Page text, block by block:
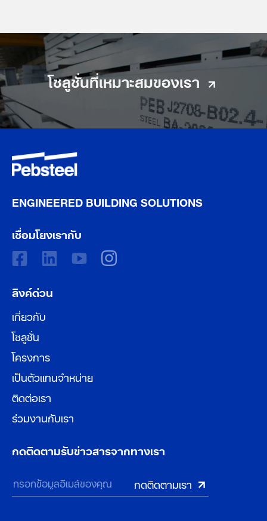
โซลูชั่นที่เหมาะสมของเรา
ENGINEERED BUILDING SOLUTIONS
เชื่อมโยงเรากับ
ลิงค์ด่วน
เกี่ยวกับ
โซลูชั่น
โครงการ
เป็นตัวแทนจำหน่าย
ติดต่อเรา
ร่วมงานกับเรา
กดติดตามรับข่าวสารจากทางเรา